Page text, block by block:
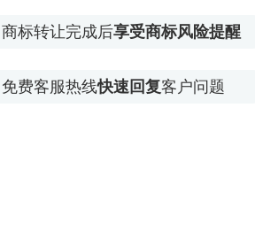
商标转让完成后享受商标风险提醒
免费客服热线快速回复客户问题